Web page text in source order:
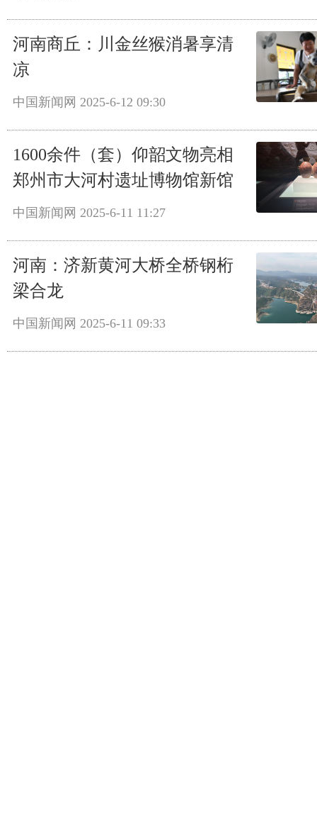
河南商丘：川金丝猴消暑享清
凉
中国新闻网 2025-6-12 09:30
1600余件（套）仰韶文物亮相
郑州市大河村遗址博物馆新馆
中国新闻网 2025-6-11 11:27
河南：济新黄河大桥全桥钢桁
梁合龙
中国新闻网 2025-6-11 09:33